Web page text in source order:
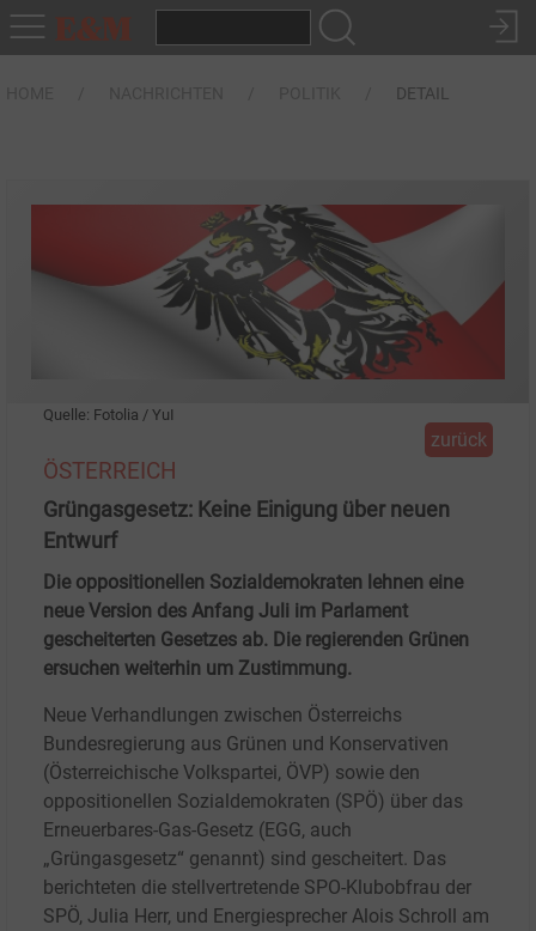
DETAIL
Quelle: Fotolia / YuI
zurück
ÖSTERREICH
Grüngasgesetz: Keine Einigung über neuen
Entwurf
Die oppositionellen Sozialdemokraten lehnen eine
neue Version des Anfang Juli im Parlament
gescheiterten Gesetzes ab. Die regierenden Grünen
ersuchen weiterhin um Zustimmung.
Neue Verhandlungen zwischen Österreichs
Bundesregierung aus Grünen und Konservativen
(Österreichische Volkspartei, ÖVP) sowie den
oppositionellen Sozialdemokraten (SPÖ) über das
Erneuerbares-Gas-Gesetz (EGG, auch
„Grüngasgesetz“ genannt) sind gescheitert. Das
berichteten die stellvertretende SPO-Klubobfrau der
SPÖ, Julia Herr, und Energiesprecher Alois Schroll am